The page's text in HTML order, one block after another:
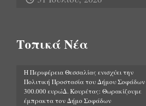
Τοπικά Νέα
Η Περιφέρεια Θεσσαλίας ενισχύει την
Πολιτική Προστασία του Δήμου
300.000 ευρώΔ. Κουρέτας: Θωρακίζουμε
έμπρακτα τον Δήμο Σοφάδων